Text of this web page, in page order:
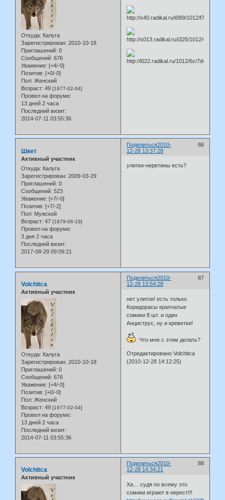
Откуда: Калуга
Зарегистрирован: 2010-10-18
Приглашений: 0
Сообщений: 676
Уважение: [+4/-0]
Позитив: [+0/-0]
Пол: Женский
Возраст: 49 [1977-02-04]
Провел на форуме:
13 дней 2 часа
Последний визит:
2014-07-11 03:55:36
Поделиться 86
2010-
12-28 13:37:28
Шкет
Активный участник
Откуда: Калуга
Зарегистрирован: 2009-03-29
Приглашений: 0
Сообщений: 523
Уважение: [+7/-0]
Позитив: [+7/-2]
Пол: Мужской
Возраст: 47 [1979-06-19]
Провел на форуме:
3 дня 2 часа
Последний визит:
2017-08-29 09:09:21
улитки-неретины есть?
Поделиться 87
2010-
12-28 13:54:28
Volchitca
Активный участник
Откуда: Калуга
Зарегистрирован: 2010-10-18
Приглашений: 0
Сообщений: 676
Уважение: [+4/-0]
Позитив: [+0/-0]
Пол: Женский
Возраст: 49 [1977-02-04]
Провел на форуме:
13 дней 2 часа
Последний визит:
2014-07-11 03:55:36
нет улиток! есть только
Коридорасы крапчатые
сомики 8 шт. и один
Анциструс, ну и креветки!
Что мне с этим делать?
Отредактировано Volchitca
(2010-12-28 14:12:25)
Поделиться 88
2010-
12-28 14:34:21
Volchitca
Активный участник
Ха… судя по всему это
сомики играют в нерест!!!